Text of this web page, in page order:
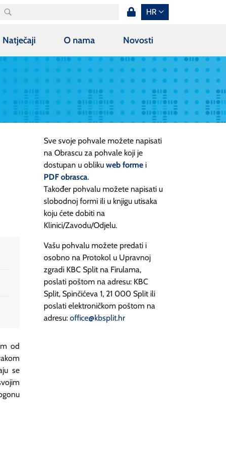
HR
Natječaji O nama Novosti
od
se
Sve svoje pohvale možete napisati
na Obrascu za pohvale koji je
dostupan u obliku web forme i
PDF obrasca.
Također pohvalu možete napisati u
slobodnoj formi ili u knjigu utisaka
koju ćete dobiti na
Klinici/Zavodu/Odjelu.
Vašu pohvalu možete predati i
osobno na Protokol u Upravnoj
zgradi KBC Split na Firulama,
poslati poštom na adresu: KBC
Split, Spinčićeva 1, 21 000 Split ili
poslati elektroničkom poštom na
adresu: office@kbsplit.hr